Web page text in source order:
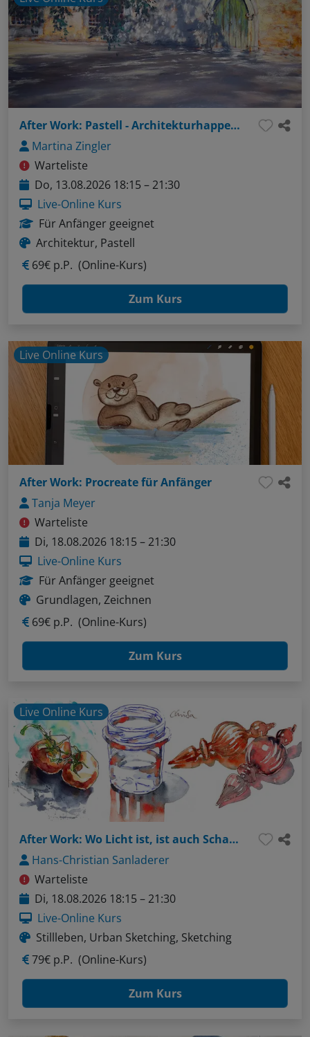
After Work: Pastell - Architekturhappen: Wände, Türen, Fenster
Martina Zingler
Warteliste
Do, 13.08.2026 18:15 – 21:30
Live-Online Kurs
Für Anfänger geeignet
Architektur, Pastell
69€ p.P. (Online-Kurs)
Zum Kurs
Live Online Kurs
After Work: Procreate für Anfänger
Tanja Meyer
Warteliste
Di, 18.08.2026 18:15 – 21:30
Live-Online Kurs
Für Anfänger geeignet
Grundlagen, Zeichnen
69€ p.P. (Online-Kurs)
Zum Kurs
Live Online Kurs
After Work: Wo Licht ist, ist auch Schatten - Dreidimensionalität durch Hell-Dunkel-Kontraste
Hans-Christian Sanladerer
Warteliste
Di, 18.08.2026 18:15 – 21:30
Live-Online Kurs
Stillleben, Urban Sketching, Sketching
79€ p.P. (Online-Kurs)
Zum Kurs